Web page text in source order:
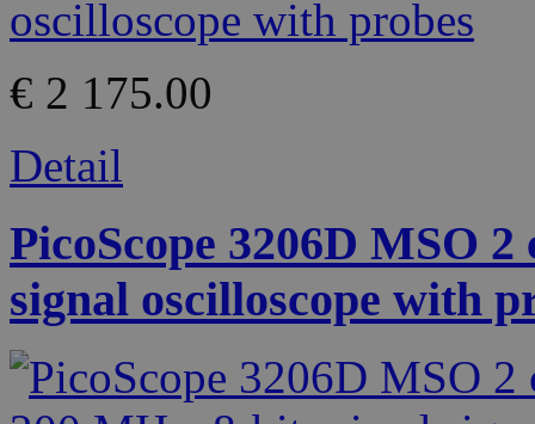
€ 2 175.00
Detail
PicoScope 3206D MSO
signal oscilloscope with